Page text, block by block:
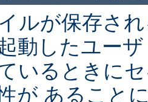
ルが保存さ
動したユー
いるときに
が あること